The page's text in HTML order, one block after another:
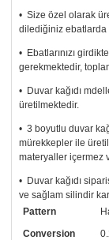
• Size özel olarak
dilediğiniz ebatlarda
• Ebatlarınızı
gerekmektedir,
• Duvar kağıdı
üretilmektedir.
• 3 boyutlu duvar
mürekkepler ile
materyaller içermez
• Duvar kağıdı
ve sağlam silindir
• Tutkalınız,
Uygulaması
Pattern
Conversion